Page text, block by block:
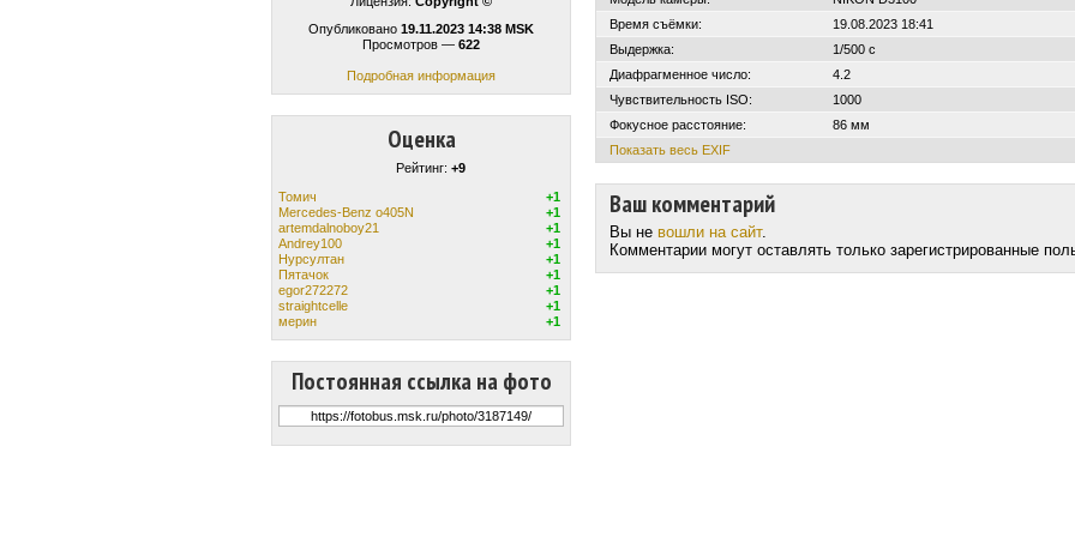
Опубликовано 19.11.2023 14:38 MSK
Просмотров — 622
Подробная информация
Оценка
Рейтинг: +9
Томич
+1
Mercedes-Benz o405N
+1
artemdalnoboy21
+1
Andrey100
+1
Нурсултан
+1
Пятачок
+1
egor272272
+1
straightcelle
+1
мерин
+1
Постоянная ссылка на фото
Время съёмки:
19.08.2023 18:41
Выдержка:
1/500 с
Диафрагменное число:
4.2
Чувствительность ISO:
1000
Фокусное расстояние:
86 мм
Показать весь EXIF
Ваш комментарий
Вы не вошли на сайт.
Комментарии могут оставлять только зарегистрированные